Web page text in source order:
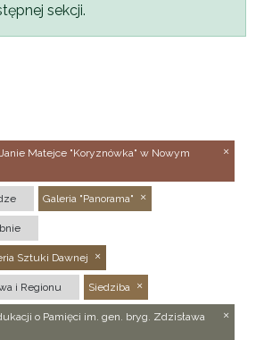
sekcji.
Matejce "Koryznówka" w Nowym
Galeria "Panorama"
Sztuki Dawnej
i Regionu Siedziba
o Pamięci im. gen. bryg. Zdzisława